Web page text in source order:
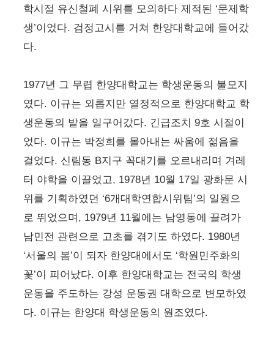
학시절 유신철폐 시위를 모의하다 제적된 ‘문제학
생’이었다. 검정고시를 거쳐 한양대학교에 들어갔
다.
1977년 그 무렵 한양대학교는 학생운동의 불모지
였다. 이규는 외롭지만 열정적으로 한양대학교 학
생운동의 밭을 일구어갔다. 긴급조치 9호 시절이
었다. 이규는 박정희를 몰아내는 싸움에 젊음을
걸었다. 신림동 B지구 꼭대기를 오르내리며 겨레
터 야학을 이끌었고, 1978년 10월 17일 광화문 시
위를 기획하였던 ‘6개대학연합시위팀’의 일원으
로 뛰었으며, 1979년 11월에는 남영동에 끌려가
남민전 관련으로 고초를 겪기도 하였다. 1980년
‘서울의 봄’이 되자 한양대에서도 ‘학원민주화의
꽃’이 피어났다. 이후 한양대학교는 전국의 학생
운동을 주도하는 강성 운동권 대학으로 변모하였
다. 이규는 한양대 학생운동의 원조였다.